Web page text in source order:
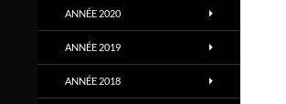
ANNÉE 2020
ANNÉE 2019
ANNÉE 2018